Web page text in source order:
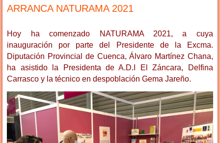
ARRANCA NATURAMA 2021
Hoy ha comenzado NATURAMA 2021, a cuya
inauguración por parte del Presidente de la Excma.
Diputación Provincial de Cuenca, Álvaro Martínez Chana,
ha asistido la Presidenta de A.D.I El Záncara, Delfina
Carrasco y la técnico en despoblación Gema Jareño.